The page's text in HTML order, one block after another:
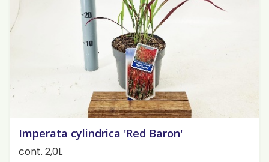
Imperata cylindrica 'Red Baron'
cont. 2,0L